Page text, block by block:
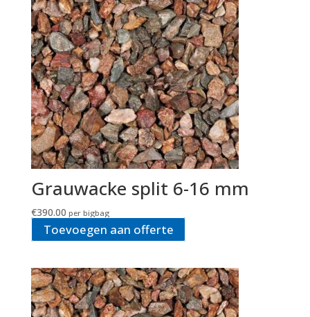
Grauwacke split 6-16 mm
€390.00 per bigbag
Toevoegen aan offerte